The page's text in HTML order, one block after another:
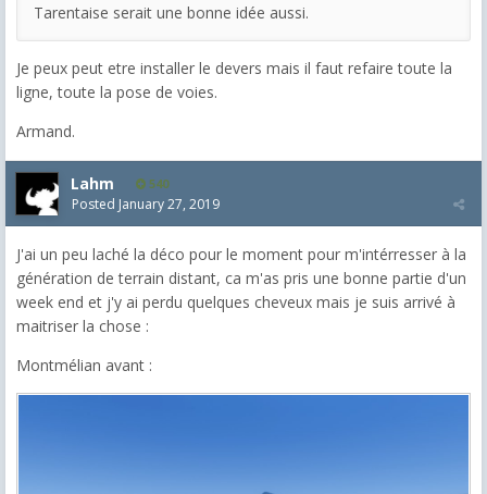
Tarentaise serait une bonne idée aussi.
Je peux peut etre installer le devers mais il faut refaire toute la
ligne, toute la pose de voies.
Armand.
Lahm 540
Posted January 27, 2019
J'ai un peu laché la déco pour le moment pour m'intérresser à la
génération de terrain distant, ca m'as pris une bonne partie d'un
week end et j'y ai perdu quelques cheveux mais je suis arrivé à
maitriser la chose :
Montmélian avant :